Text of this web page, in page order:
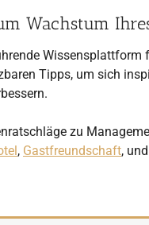
Wachstum
Wissensplattform
Tipps, um sich
zu
, Gastfreundschaft, und